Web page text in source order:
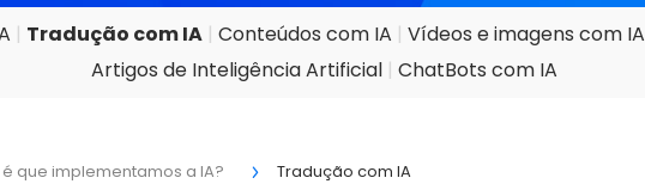
Tradução com IA Conteúdos com IA Vídeos e imagens com IA
Artigos de Inteligência Artificial ChatBots com IA
que implementamos a IA? Tradução com IA